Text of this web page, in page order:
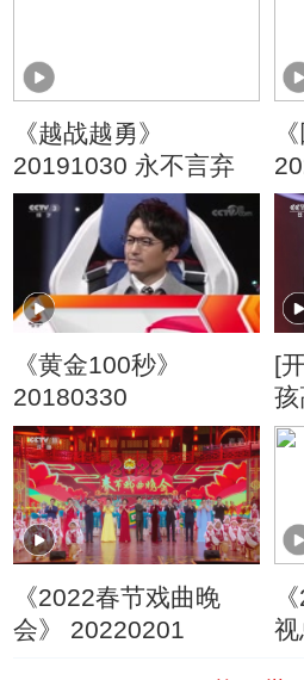
《越战越勇》
20191030 永不言弃
《黄金100秒》
20180330
[
孩
《2022春节戏曲晚
会》 20220201
视